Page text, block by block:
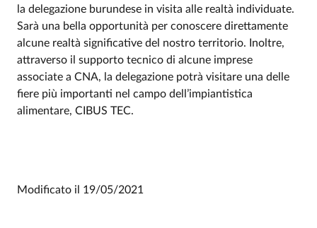
la delegazione burundese in visita alle realtà individuate.
Sarà una bella opportunità per conoscere direttamente
alcune realtà significative del nostro territorio. Inoltre,
attraverso il supporto tecnico di alcune imprese
associate a CNA, la delegazione potrà visitare una delle
fiere più importanti nel campo dell’impiantistica
alimentare, CIBUS TEC.
Modificato il 19/05/2021